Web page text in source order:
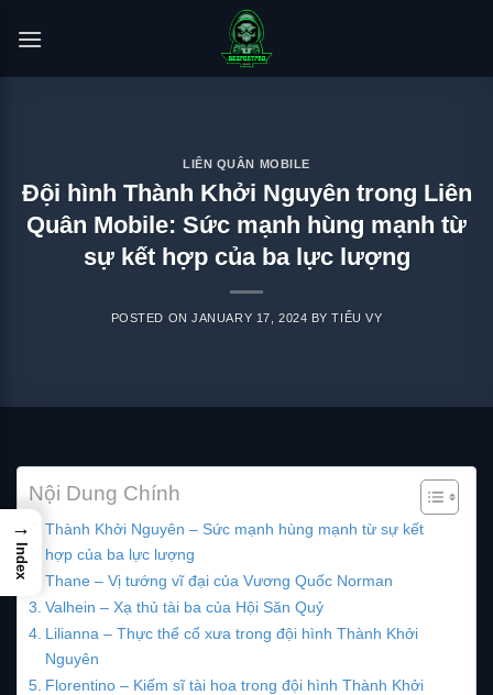
LIÊN QUÂN MOBILE
Đội hình Thành Khởi Nguyên trong Liên
Quân Mobile: Sức mạnh hùng mạnh từ
sự kết hợp của ba lực lượng
POSTED ONJANUARY 17, 2024 BYTIỂU VY
Nội Dung Chính
Thành Khởi Nguyên – Sức mạnh hùng mạnh từ sự kết
hợp của ba lực lượng
Thane – Vị tướng vĩ đại của Vương Quốc Norman
Valhein – Xạ thủ tài ba của Hội Săn Quỷ
Lilianna – Thực thể cổ xưa trong đội hình Thành Khởi
Nguyên
Florentino – Kiếm sĩ tài hoa trong đội hình Thành Khởi
→
Index